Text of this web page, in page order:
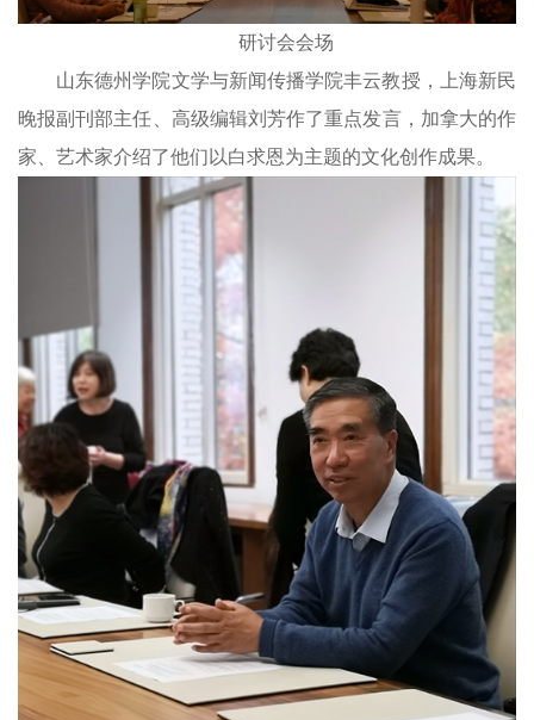
研讨会会场
山东德州学院文学与新闻传播学院丰云教授，上海新民
晚报副刊部主任、高级编辑刘芳作了重点发言，加拿大的作
家、艺术家介绍了他们以白求恩为主题的文化创作成果。